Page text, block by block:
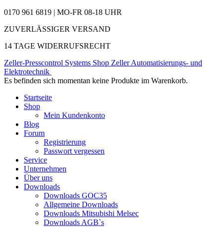
0170 961 6819 | MO-FR 08-18 UHR
ZUVERLÄSSIGER VERSAND
14 TAGE WIDERRUFSRECHT
Zeller-Presscontrol Systems Shop Zeller Automatisierungs- und
Elektrotechnik
Es befinden sich momentan keine Produkte im Warenkorb.
Startseite
Shop
Mein Kundenkonto
Blog
Forum
Registrierung
Passwort vergessen
Service
Unternehmen
Über uns
Downloads
Downloads GOC35
Allgemeine Downloads
Downloads Mitsubishi Melsec
Downloads AGB`s